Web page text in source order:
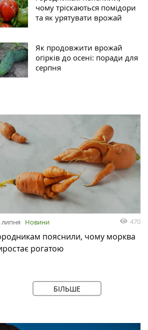
чому тріскаються помідори
та як урятувати врожай
Як продовжити врожай
огірків до осені: поради для
серпня
липня Новини 470
пояснили, чому морква
рогатою
БІЛЬШЕ